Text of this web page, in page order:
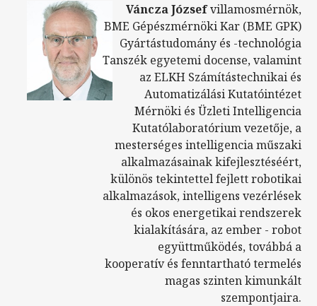
Váncza Józsefvillamosmérnök,
BME Gépészmérnöki Kar (BME GPK)
Gyártástudomány és -technológia
Tanszék egyetemi docense, valamint
az ELKH Számítástechnikai és
Automatizálási Kutatóintézet
Mérnöki és Üzleti Intelligencia
Kutatólaboratórium vezetője, a
mesterséges intelligencia műszaki
alkalmazásainak kifejlesztéséért,
különös tekintettel fejlett robotikai
alkalmazások, intelligens vezérlések
és okos energetikai rendszerek
kialakítására, az ember - robot
együttműködés, továbbá a
kooperatív és fenntartható termelés
magas szinten kimunkált
szempontjaira.